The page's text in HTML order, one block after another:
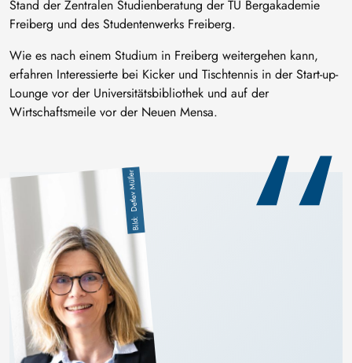
Stand der Zentralen Studienberatung der TU Bergakademie
Freiberg und des Studentenwerks Freiberg.
Wie es nach einem Studium in Freiberg weitergehen kann,
erfahren Interessierte bei Kicker und Tischtennis in der Start-up-
Lounge vor der Universitätsbibliothek und auf der
Wirtschaftsmeile vor der Neuen Mensa.
Detlev Müller